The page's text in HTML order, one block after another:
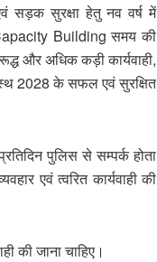
सड़क सुरक्षा हेतु नव वर्ष में
Building समय की
और अधिक कड़ी कार्यवाही,
2028 के सफल एवं सुरक्षित
पुलिस से सम्पर्क होता
एवं त्वरित कार्यवाही की
की जाना चाहिए।